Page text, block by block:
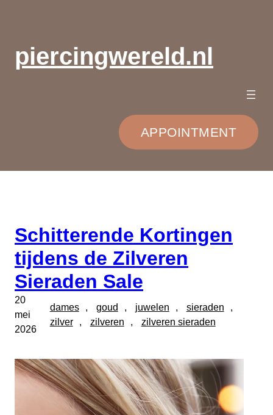
inhoudpiercingwereld.nl
APPOINTMENT
Schitterende Kortingen
tijdens de Zilveren
Sieraden Sale
20
mei
2026
dames , goud , juwelen , sieraden
zilver
, zilveren , zilveren sieraden